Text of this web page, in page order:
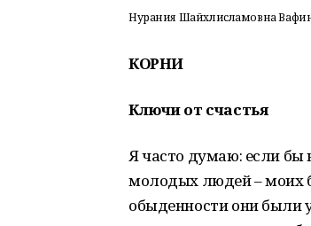
Нурания Шайхлисламовна
КОРНИ
Ключи от счастья
Я часто думаю: если бы
молодых людей – моих
обыденности они были